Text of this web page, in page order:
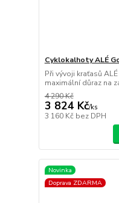
Cyklokalhoty ALÉ
Při vývoji kraťasů
maximální důraz na
4 290 Kč
3 824 Kč/ks
3 160 Kč bez DPH
Novinka
Doprava ZDARMA